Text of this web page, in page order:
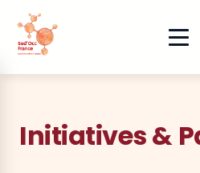
Aller au contenu principal
Initiatives &